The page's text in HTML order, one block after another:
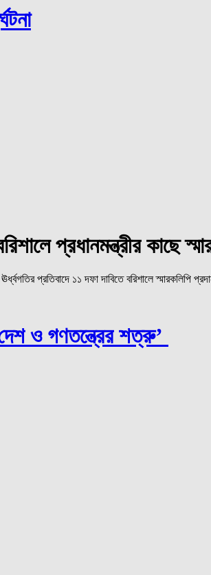
প্রধানমন্ত্রীর কাছে
প্রতিবাদে ১১ দফা দাবিতে বরিশালে স্মারকলিপি
ও গণতন্ত্রের শত্রু’